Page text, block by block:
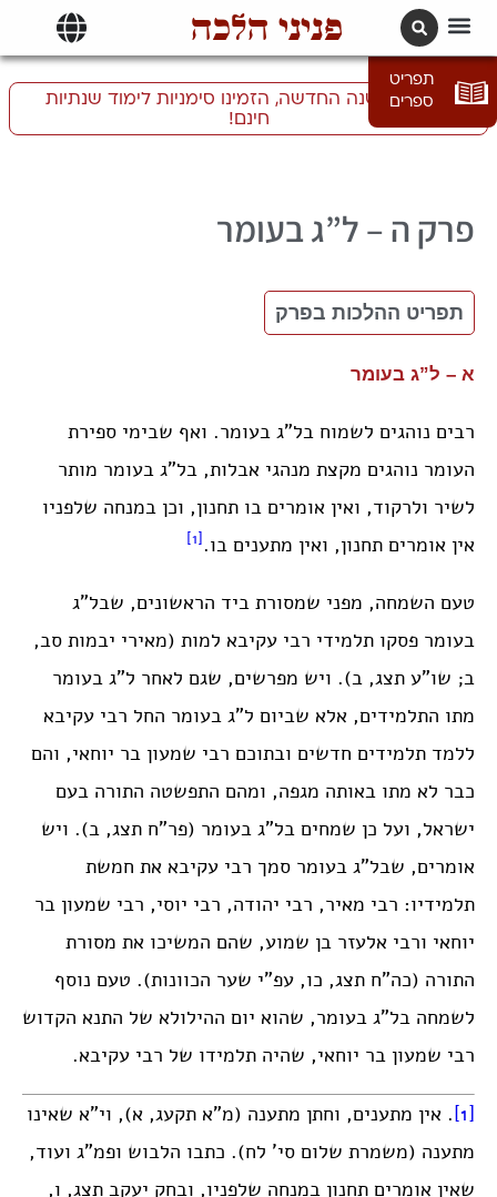
פניני הלכה
תפריט
ספרים
התכוננו לשנה החדשה, הזמינו סימניות לימוד שנתיות
חינם!
ה – ל”ג בעומר
תפריט ההלכות בפרק
א – ל”ג בעומר
רבים נוהגים לשמוח בל”ג בעומר. ואף שבימי ספירת
העומר נוהגים מקצת מנהגי אבלות, בל”ג בעומר מותר
לשיר ולרקוד, ואין אומרים בו תחנון, וכן במנחה שלפניו
אין אומרים תחנון, ואין מתענים בו. [1]
טעם השמחה, מפני שמסורת ביד הראשונים, שבל”ג
בעומר פסקו תלמידי רבי עקיבא למות (מאירי יבמות סב,
ב; שו”ע תצג, ב). ויש מפרשים, שגם לאחר ל”ג בעומר
מתו התלמידים, אלא שביום ל”ג בעומר החל רבי עקיבא
ללמד תלמידים חדשים ובתוכם רבי שמעון בר יוחאי, והם
כבר לא מתו באותה מגפה, ומהם התפשטה התורה בעם
ישראל, ועל כן שמחים בל”ג בעומר (פר”ח תצג, ב). ויש
אומרים, שבל”ג בעומר סמך רבי עקיבא את חמשת
תלמידיו: רבי מאיר, רבי יהודה, רבי יוסי, רבי שמעון בר
יוחאי ורבי אלעזר בן שמוע, שהם המשיכו את מסורת
התורה (כה”ח תצג, כו, עפ”י שער הכוונות). טעם נוסף
לשמחה בל”ג בעומר, שהוא יום ההילולא של התנא הקדוש
רבי שמעון בר יוחאי, שהיה תלמידו של רבי עקיבא.
[1]
. אין מתענים, וחתן מתענה (מ”א תקעג, א), וי”א שאינו
מתענה (משמרת שלום סי’ לח). כתבו הלבוש ופמ”ג ועוד,
שאין אומרים תחנון במנחה שלפניו, ובחק יעקב תצג, ו,